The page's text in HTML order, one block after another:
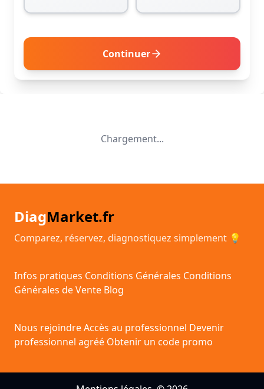
Continuer
Chargement...
DiagMarket.fr
Comparez, réservez, diagnostiquez simplement 💡
Infos pratiques Conditions Générales Conditions
Générales de Vente Blog
Nous rejoindreAccès au professionnel Devenir
professionnel agréé Obtenir un code promo